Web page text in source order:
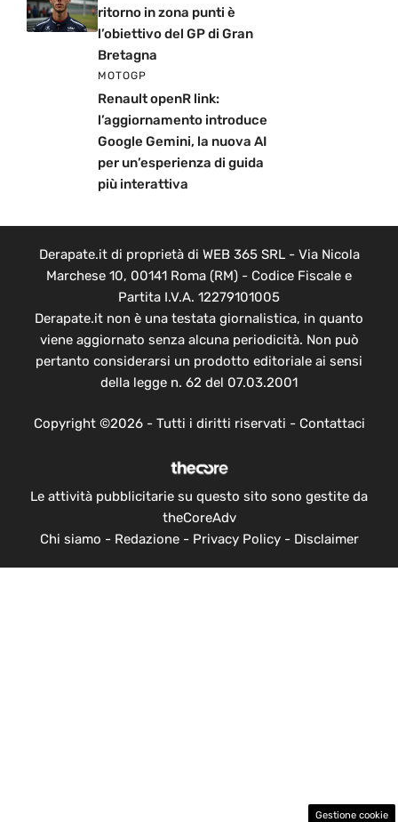
ritorno in zona punti è
l’obiettivo del GP di Gran
Bretagna
MOTOGP
Renault openR link:
l’aggiornamento introduce
Google Gemini, la nuova AI
per un’esperienza di guida
più interattiva
Derapate.it di proprietà di WEB 365 SRL - Via Nicola
Marchese 10, 00141 Roma (RM) - Codice Fiscale e
Partita I.V.A. 12279101005
Derapate.it non è una testata giornalistica, in quanto
viene aggiornato senza alcuna periodicità. Non può
pertanto considerarsi un prodotto editoriale ai sensi
della legge n. 62 del 07.03.2001
Copyright ©2026 - Tutti i diritti riservati - Contattaci
Le attività pubblicitarie su questo sito sono gestite da
theCoreAdv
Chi siamo - Redazione- Privacy Policy- Disclaimer
Gestione cookie